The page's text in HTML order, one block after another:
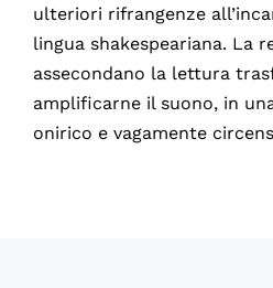
ulteriori rifrangenze
lingua shakespeariana. La
assecondano la lettura
amplificarne il suono, in
onirico e vagamente